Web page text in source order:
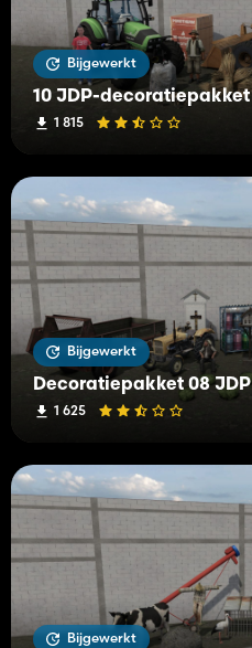
Bijgewerkt
10 JDP-decoratiepakket
1 815
Bijgewerkt
Decoratiepakket 08 JDP
1 625
Bijgewerkt